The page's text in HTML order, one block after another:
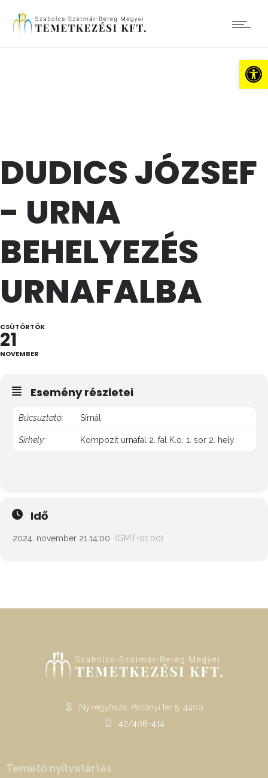
DUDICS JÓZSEF
- URNA
BEHELYEZÉS
URNAFALBA
CSÜTÖRTÖK
21
NOVEMBER
Esemény részletei
Búcsuztató: Sírnál
Sírhely: Kompozit urnafal 2. fal K.o. 1. sor 2. hely
Idő
2024. november 21. 14:00 (GMT+01:00)
Nyíregyháza, Pazonyi tér 5. 4400
42/408-414
Temető nyitvatartás